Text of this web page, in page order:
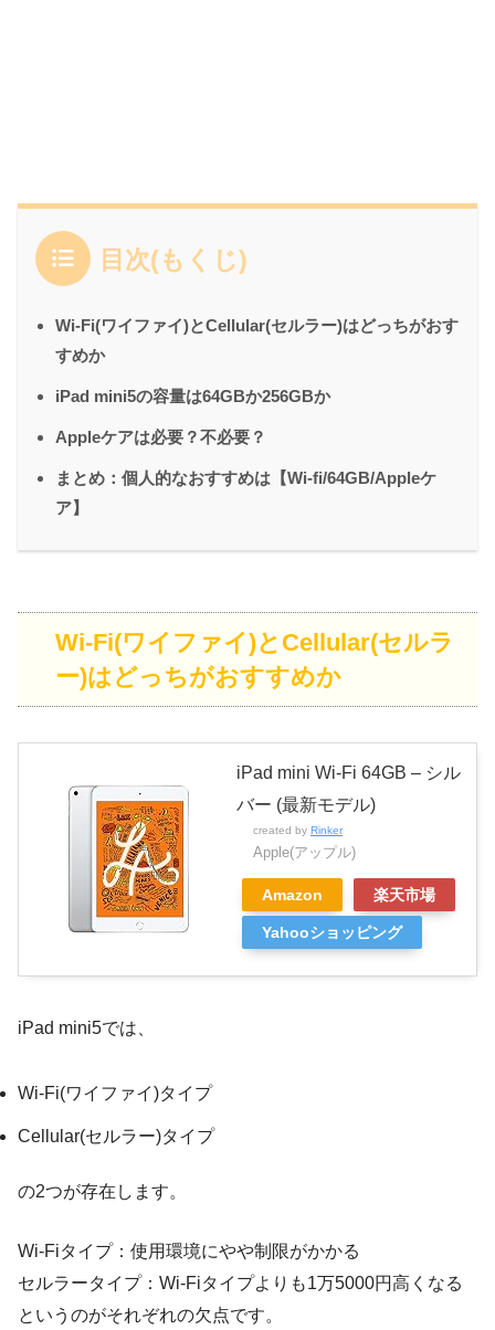
目次(もくじ)
Wi-Fi(ワイファイ)とCellular(セルラー)はどっちがおす
すめか
iPad mini5の容量は64GBか256GBか
Appleケアは必要？不必要？
まとめ：個人的なおすすめは【Wi-fi/64GB/Appleケ
ア】
Wi-Fi(ワイファイ)とCellular(セルラ
ー)はどっちがおすすめか
iPad mini Wi-Fi 64GB – シル
バー (最新モデル)
created by Rinker
Apple(アップル)
Amazon 楽天市場
Yahooショッピング
iPad mini5では、
Wi-Fi(ワイファイ)タイプ
Cellular(セルラー)タイプ
の2つが存在します。
Wi-Fiタイプ：使用環境にやや制限がかかる
セルラータイプ：Wi-Fiタイプよりも1万5000円高くなる
というのがそれぞれの欠点です。